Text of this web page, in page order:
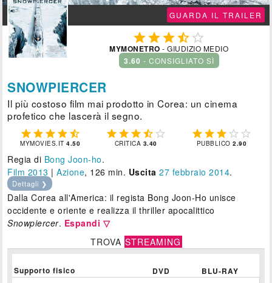
GUARDA IL TRAILER
 
MYMONETRO - GIUDIZIO MEDIO
3.60 - CONSIGLIATO SÌ
SNOWPIERCER
Il più costoso film mai prodotto in Corea: un cinema
profetico che lascerà il segno.
    
MYMOVIES.IT4.50
    
CRITICA 3.40
    
PUBBLICO2.90
Regia di Bong Joon-ho.
Film 2013 |Azione, 126 min. Uscita 27 febbraio 2014.
Dettagli ❯
Dalla Corea all'America: il regista Bong Joon-Ho unisce
occidente e oriente e realizza il thriller apocalittico
Snowpiercer. Espandi ▽
TROVA STREAMING
Supporto fisico DVD BLU-RAY